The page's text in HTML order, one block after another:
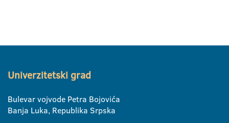
Univerzitetski grad
Bulevar vojvode Petra Bojovića
Banja Luka, Republika Srpska